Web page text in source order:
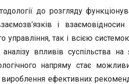
до розгляду
і
управління, так і всією
впливів суспільства
напряму стає
вироблення ефективних